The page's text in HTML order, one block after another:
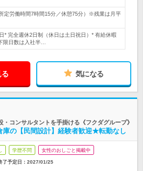
定労働時間7時間15分／休憩75分）※残業は月平
* 完全週休2日制（休日は土日祝日）* 有給休暇
限日数は入社半…
気になる
・コンサルタントを手掛ける《フクダグループ》
庫の【民間設計】経験者歓迎★転勤なし
学歴不問 女性のおしごと掲載中
了予定日： 2027/01/25